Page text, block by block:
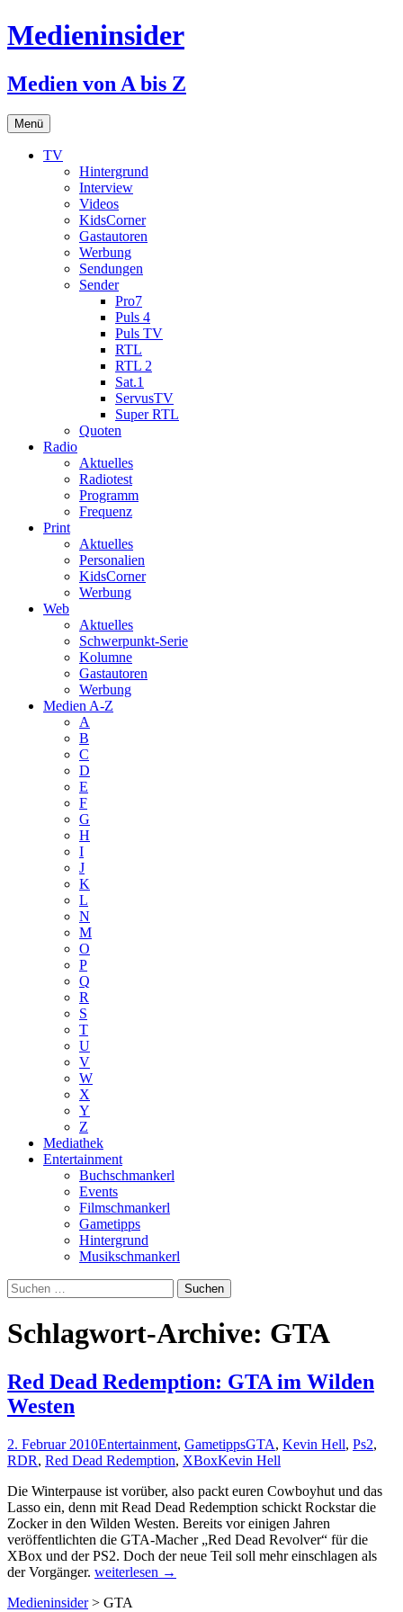
Medieninsider
Medien von A bis Z
Menü Zum
Inhalt
springen
TV
Hintergrund
Interview
Videos
KidsCorner
Gastautoren
Werbung
Sendungen
Sender
Pro7
Puls 4
Puls TV
RTL
RTL 2
Sat.1
ServusTV
Super RTL
Quoten
Radio
Aktuelles
Radiotest
Programm
Frequenz
Print
Aktuelles
Personalien
KidsCorner
Werbung
Web
Aktuelles
Schwerpunkt-Serie
Kolumne
Gastautoren
Werbung
Medien A-Z
A
B
C
D
E
F
G
H
I
J
K
L
N
M
O
P
Q
R
S
T
U
V
W
X
Y
Z
Mediathek
Entertainment
Buchschmankerl
Events
Filmschmankerl
Gametipps
Hintergrund
Musikschmankerl
Suchen
nach:
Schlagwort-Archive: GTA
Red Dead Redemption: GTA im Wilden
Westen
2. Februar 2010Entertainment, GametippsGTA, Kevin Hell, Ps2,
RDR, Red Dead Redemption, XBoxKevin Hell
Die Winterpause ist vorüber, also packt euren Cowboyhut und das
Lasso ein, denn mit Read Dead Redemption schickt Rockstar die
Zocker in den Wilden Westen. Bereits vor einigen Jahren
veröffentlichten die GTA-Macher „Red Dead Revolver“ für die
XBox und der PS2. Doch der neue Teil soll mehr einschlagen als
der Vorgänger. Red
Redemption:
weiterlesen →
Medieninsider> GTA